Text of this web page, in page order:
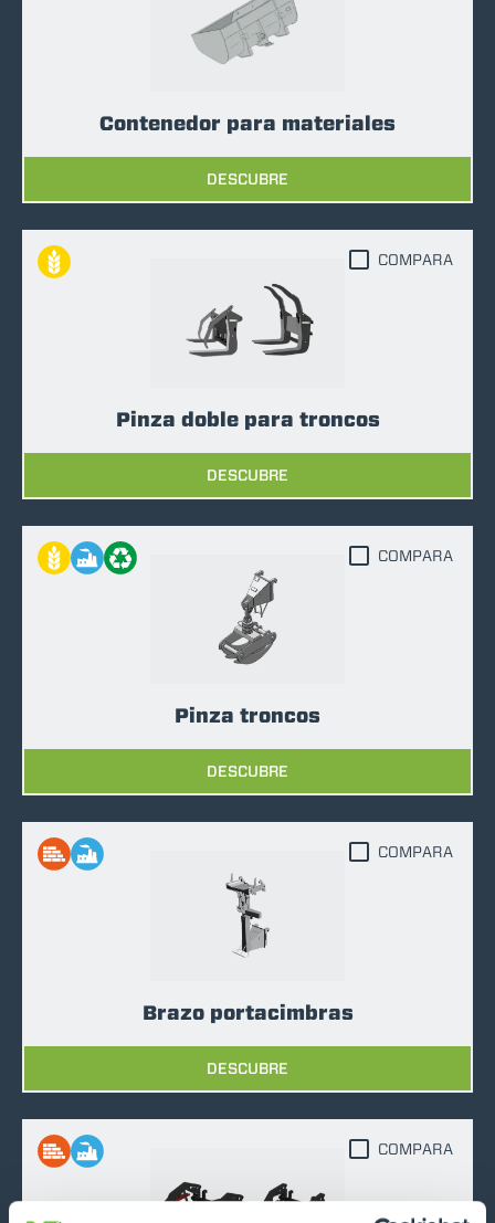
Contenedor para materiales
DESCUBRE
Pinza doble para troncos
DESCUBRE
COMPARA
Pinza troncos
DESCUBRE
COMPARA
Brazo portacimbras
DESCUBRE
COMPARA
COMPARA